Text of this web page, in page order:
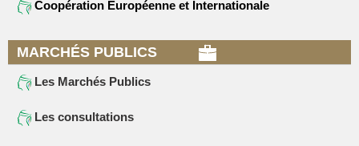
Coopération Européenne et Internationale
MARCHÉS PUBLICS
Les Marchés Publics
Les consultations